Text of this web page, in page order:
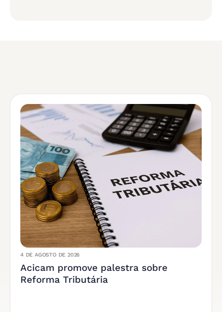
4 DE AGOSTO DE 2026
Acicam promove palestra sobre
Reforma Tributária